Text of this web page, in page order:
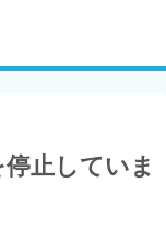
止していま